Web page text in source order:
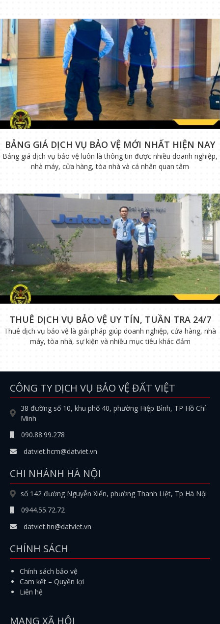
BẢNG GIÁ DỊCH VỤ BẢO VỆ MỚI NHẤT HIỆN NAY
Bảng giá dịch vụ bảo vệ luôn là thông tin được nhiều doanh nghiệp,
nhà máy, cửa hàng, tòa nhà và cá nhân quan tâm
THUÊ DỊCH VỤ BẢO VỆ UY TÍN, TUẦN TRA 24/7
Thuê dịch vụ bảo vệ là giải pháp giúp doanh nghiệp, cửa hàng, nhà
máy, tòa nhà, sự kiện và nhiều mục tiêu khác đảm
CÔNG TY DỊCH VỤ BẢO VỆ ĐẤT VIỆT
38 đường số 10, khu phố 40, phường Hiệp Bình, TP Hồ Chí
Minh
090.88.99.278
datviet.hcm@datviet.vn
CHI NHÁNH HÀ NỘI
số 142 đường Nguyễn Xiển, phường Thanh Liệt, Tp Hà Nội
0944.55.72.72
datviet.hn@datviet.vn
CHÍNH SÁCH
Chính sách bảo vệ
Cam kết – Quyền lợi
Liên hệ
MẠNG XÃ HỘI